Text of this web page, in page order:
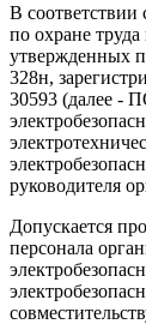
В
по охране
утвержденных
328н,
30593 (далее -
руководителя
Допускается
персонала